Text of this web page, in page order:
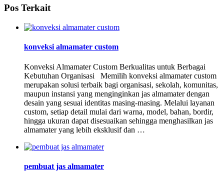
Pos Terkait
konveksi almamater custom
Konveksi Almamater Custom Berkualitas untuk Berbagai
Kebutuhan Organisasi Memilih konveksi almamater custom
merupakan solusi terbaik bagi organisasi, sekolah, komunitas,
maupun instansi yang menginginkan jas almamater dengan
desain yang sesuai identitas masing-masing. Melalui layanan
custom, setiap detail mulai dari warna, model, bahan, bordir,
hingga ukuran dapat disesuaikan sehingga menghasilkan jas
almamater yang lebih eksklusif dan …
pembuat jas almamater